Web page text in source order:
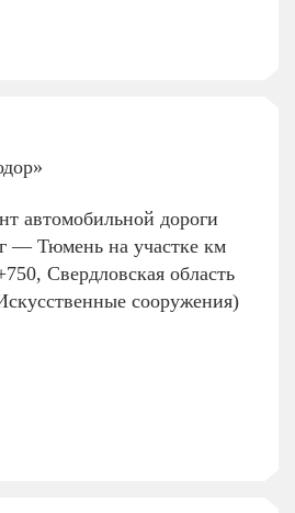
автомобильной дороги
— Тюмень на участке км
Свердловская область
сооружения)